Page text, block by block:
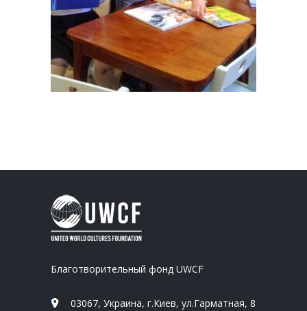
Благотворительный фонд UWCF
03067, Украина, г.Киев, ул.Гарматная, 8